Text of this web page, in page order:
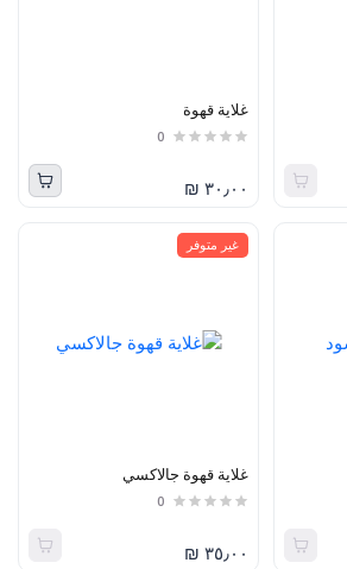
غلاية قهوة
0
٣٠٫٠٠ ₪
غير متوفر
غلاية قهوة جالاكسي
0
٣٥٫٠٠ ₪